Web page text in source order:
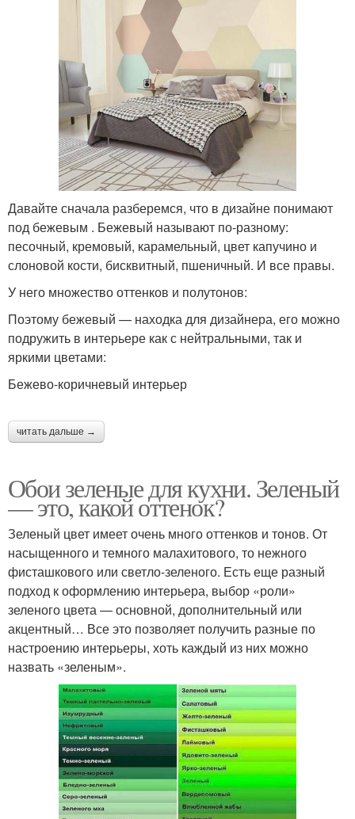
Давайте сначала разберемся, что в дизайне понимают
под бежевым . Бежевый называют по-разному:
песочный, кремовый, карамельный, цвет капучино и
слоновой кости, бисквитный, пшеничный. И все правы.
У него множество оттенков и полутонов:
Поэтому бежевый — находка для дизайнера, его можно
подружить в интерьере как с нейтральными, так и
яркими цветами:
Бежево-коричневый интерьер
читать дальше →
Обои зеленые для кухни. Зеленый
— это, какой оттенок?
Зеленый цвет имеет очень много оттенков и тонов. От
насыщенного и темного малахитового, то нежного
фисташкового или светло-зеленого. Есть еще разный
подход к оформлению интерьера, выбор «роли»
зеленого цвета — основной, дополнительный или
акцентный… Все это позволяет получить разные по
настроению интерьеры, хоть каждый из них можно
назвать «зеленым».